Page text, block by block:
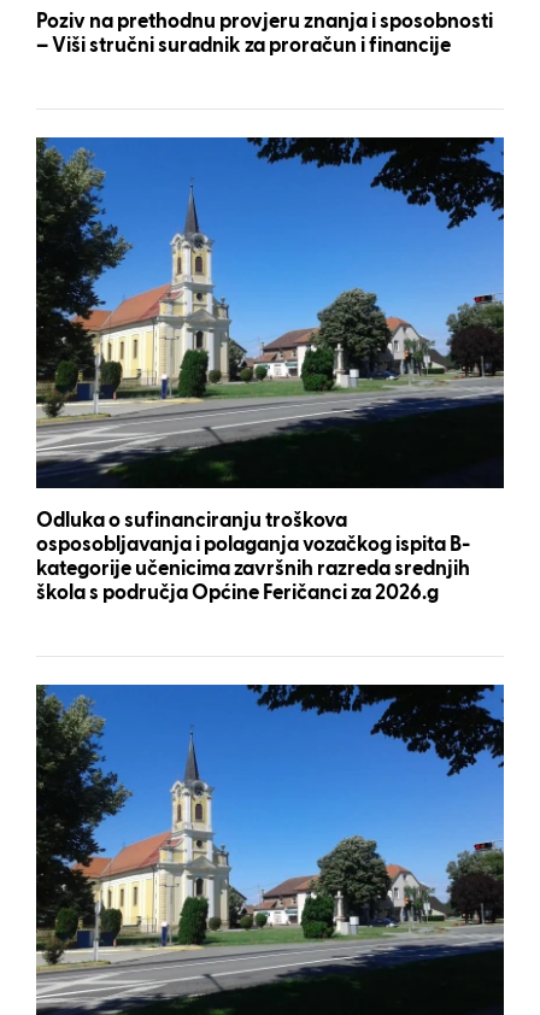
Poziv na prethodnu provjeru znanja i sposobnosti
– Viši stručni suradnik za proračun i financije
Odluka o sufinanciranju troškova
osposobljavanja i polaganja vozačkog ispita B-
kategorije učenicima završnih razreda srednjih
škola s područja Općine Feričanci za 2026.g